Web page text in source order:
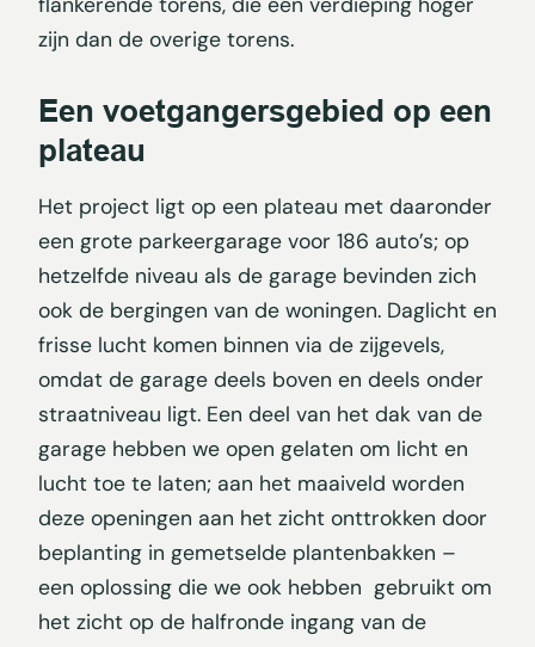
zijn dan de overige torens.
Een voetgangersgebied op een
plateau
Het project ligt op een plateau met daaronder
een grote parkeergarage voor 186 auto’s; op
hetzelfde niveau als de garage bevinden zich
ook de bergingen van de woningen. Daglicht en
frisse lucht komen binnen via de zijgevels,
omdat de garage deels boven en deels onder
straatniveau ligt. Een deel van het dak van de
garage hebben we open gelaten om licht en
lucht toe te laten; aan het maaiveld worden
deze openingen aan het zicht onttrokken door
beplanting in gemetselde plantenbakken –
een oplossing die we ook hebben gebruikt om
het zicht op de halfronde ingang van de